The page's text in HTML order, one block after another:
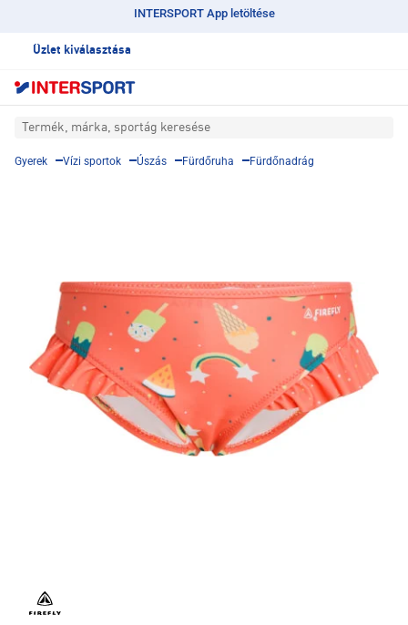
INTERSPORT App letöltése
Üzlet kiválasztása
Termék, márka, sportág keresése
Gyerek Vízi sportok Úszás Fürdőruha Fürdőnadrág